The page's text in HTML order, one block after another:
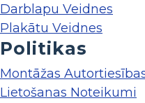
Darblapu Veidnes
Plakātu Veidnes
Politikas
Montāžas
Lietošanas Noteikumi